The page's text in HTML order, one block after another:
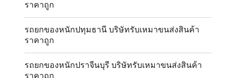
ราคาถูก
รถยกของหนักปทุมธานี บริษัทรับเหมาขนส่งสินค้า
ราคาถูก
รถยกของหนักปราจีนบุรี บริษัทรับเหมาขนส่งสินค้า
ราคาถูก